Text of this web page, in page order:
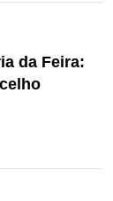
da Feira: